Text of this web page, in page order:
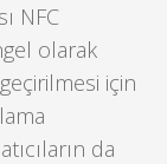
NFC
olarak
için
da